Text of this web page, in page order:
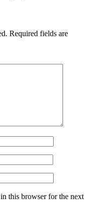
Required fields are
this browser for the next